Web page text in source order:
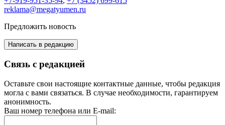
reklama@megatyumen.ru
Предложить новость
Написать в редакцию
Связь с редакцией
Оставьте свои настоящие контактные данные, чтобы редакция
могла с вами связаться. В случае необходимости, гарантируем
анонимность.
Ваш номер телефона или E-mail: